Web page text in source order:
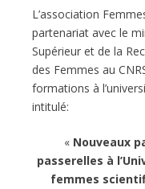
L’association
partenariat avec le
Supérieur et de la
des Femmes au
formations à
intitulé:
« Nouveaux
passerelles à
femmes